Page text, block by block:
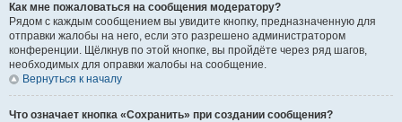
Как мне пожаловаться на сообщения модератору?
Рядом с каждым сообщением вы увидите кнопку, предназначенную для
отправки жалобы на него, если это разрешено администратором
конференции. Щёлкнув по этой кнопке, вы пройдёте через ряд шагов,
необходимых для оправки жалобы на сообщение.
Вернуться к началу
Что означает кнопка «Сохранить» при создании сообщения?